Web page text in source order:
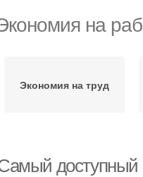
на
Экономия на труд
доступный